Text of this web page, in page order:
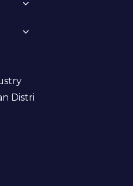
Distri